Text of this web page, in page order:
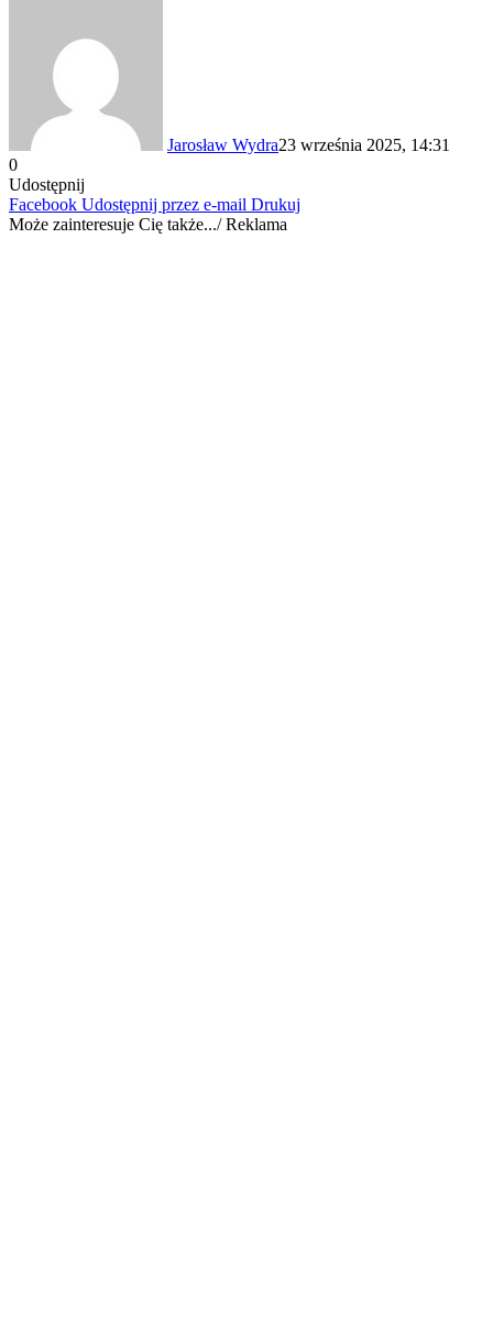
Jarosław Wydra23 września 2025, 14:31
0
Udostępnij
Facebook Udostępnij przez e-mail Drukuj
Może zainteresuje Cię także.../ Reklama